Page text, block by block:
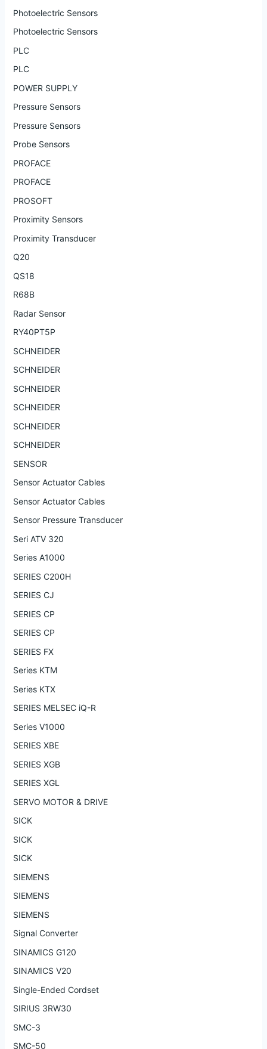
Photoelectric Sensors
Photoelectric Sensors
PLC
PLC
POWER SUPPLY
Pressure Sensors
Pressure Sensors
Probe Sensors
PROFACE
PROFACE
PROSOFT
Proximity Sensors
Proximity Transducer
Q20
QS18
R68B
Radar Sensor
RY40PT5P
SCHNEIDER
SCHNEIDER
SCHNEIDER
SCHNEIDER
SCHNEIDER
SCHNEIDER
SENSOR
Sensor Actuator Cables
Sensor Actuator Cables
Sensor Pressure Transducer
Seri ATV 320
Series A1000
SERIES C200H
SERIES CJ
SERIES CP
SERIES CP
SERIES FX
Series KTM
Series KTX
SERIES MELSEC iQ-R
Series V1000
SERIES XBE
SERIES XGB
SERIES XGL
SERVO MOTOR & DRIVE
SICK
SICK
SICK
SIEMENS
SIEMENS
SIEMENS
Signal Converter
SINAMICS G120
SINAMICS V20
Single-Ended Cordset
SIRIUS 3RW30
SMC-3
SMC-50